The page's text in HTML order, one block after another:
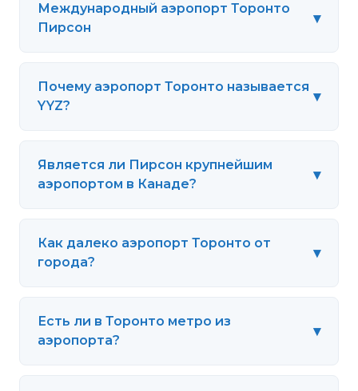
Международный аэропорт Торонто
Пирсон
▾
Почему аэропорт Торонто называется
YYZ?
▾
Является ли Пирсон крупнейшим
аэропортом в Канаде?
▾
Как далеко аэропорт Торонто от
города?
▾
Есть ли в Торонто метро из
аэропорта?
▾